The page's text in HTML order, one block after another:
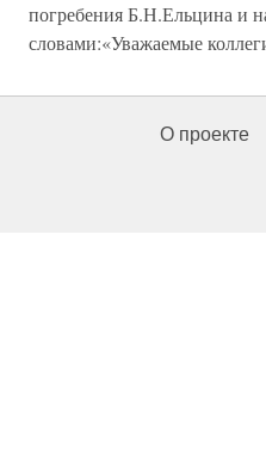
погребения Б.Н.Ельцина и
словами:«Уважаемые
О проекте